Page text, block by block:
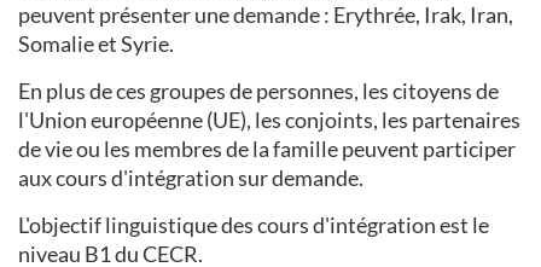
peuvent présenter une demande : Erythrée, Irak, Iran,
Somalie et Syrie.
En plus de ces groupes de personnes, les citoyens de
l'Union européenne (UE), les conjoints, les partenaires
de vie ou les membres de la famille peuvent participer
aux cours d'intégration sur demande.
L'objectif linguistique des cours d'intégration est le
niveau B1 du CECR.